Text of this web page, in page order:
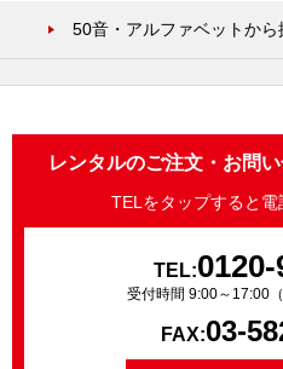
50音・アルファベットから
レンタルのご注文・お問
TELをタップすると電
TEL:
受付時間 9:00～17:00
FAX:03-